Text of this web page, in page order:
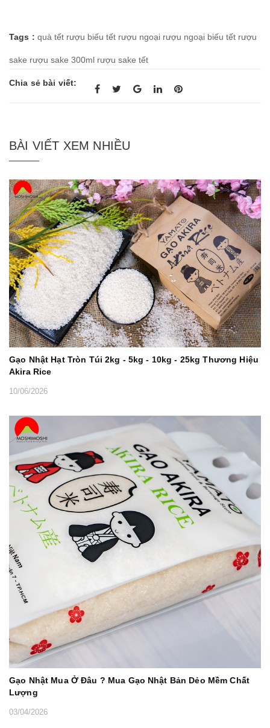
Tags : quà tết rượu biếu tết rượu ngoại rượu ngoại biếu tết rượu
sake rượu sake 300ml rượu sake tết
Chia sẻ bài viết:
BÀI VIẾT XEM NHIỀU
Gạo Nhật Hạt Tròn Túi 2kg - 5kg - 10kg - 25kg Thương Hiệu
Akira Rice
10/06/2026
Gạo Nhật Mua Ở Đâu ? Mua Gạo Nhật Bản Dẻo Mềm Chất
Lượng
03/04/2026